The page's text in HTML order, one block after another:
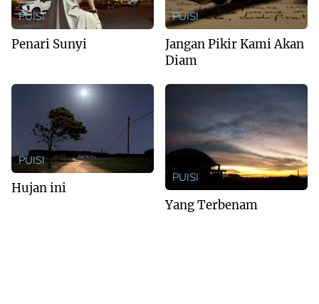
PUISI
Penari Sunyi
PUISI
Jangan Pikir Kami Akan
Diam
PUISI
Hujan ini
PUISI
Yang Terbenam